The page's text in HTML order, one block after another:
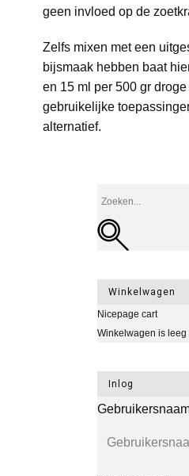
geen invloed op de
Zelfs mixen met een
bijsmaak hebben baat
en 15 ml per 500 gr
gebruikelijke
alternatief.
Winkelwagen
Nicepage cart
Winkelwagen is leeg
Inlog